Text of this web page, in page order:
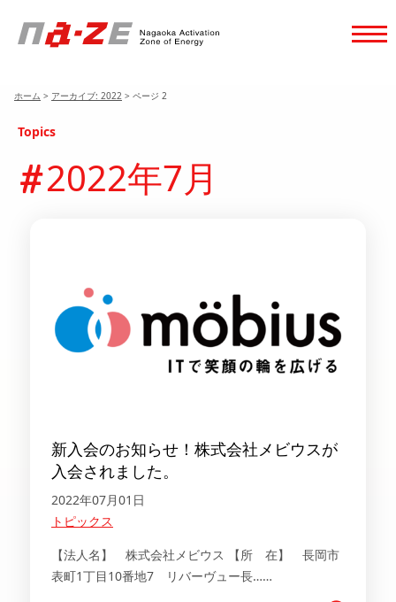
ホーム > アーカイブ: 2022 > ページ 2
Topics
2022年7月
新入会のお知らせ！株式会社メビウスが
入会されました。
2022年07月01日
トピックス
【法人名】 株式会社メビウス 【所 在】 長岡市
表町1丁目10番地7 リバーヴュー長……